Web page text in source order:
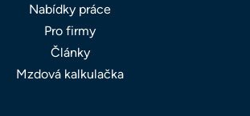
Nabídky práce
Pro firmy
Články
Mzdová kalkulačka